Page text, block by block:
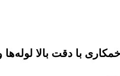
با دقت بالا لوله‌ها